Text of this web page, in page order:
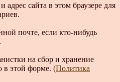
сайта в этом браузере для
почте, если кто-нибудь
на сбор и хранение
в этой форме. (Политика